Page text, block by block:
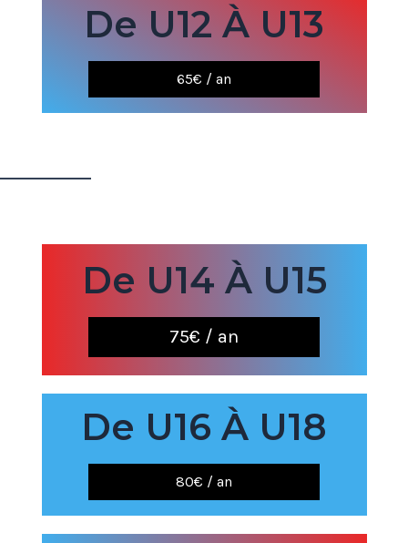
De U12 À U13
65€ / an
De U14 À U15
75€ / an
De U16 À U18
80€ / an